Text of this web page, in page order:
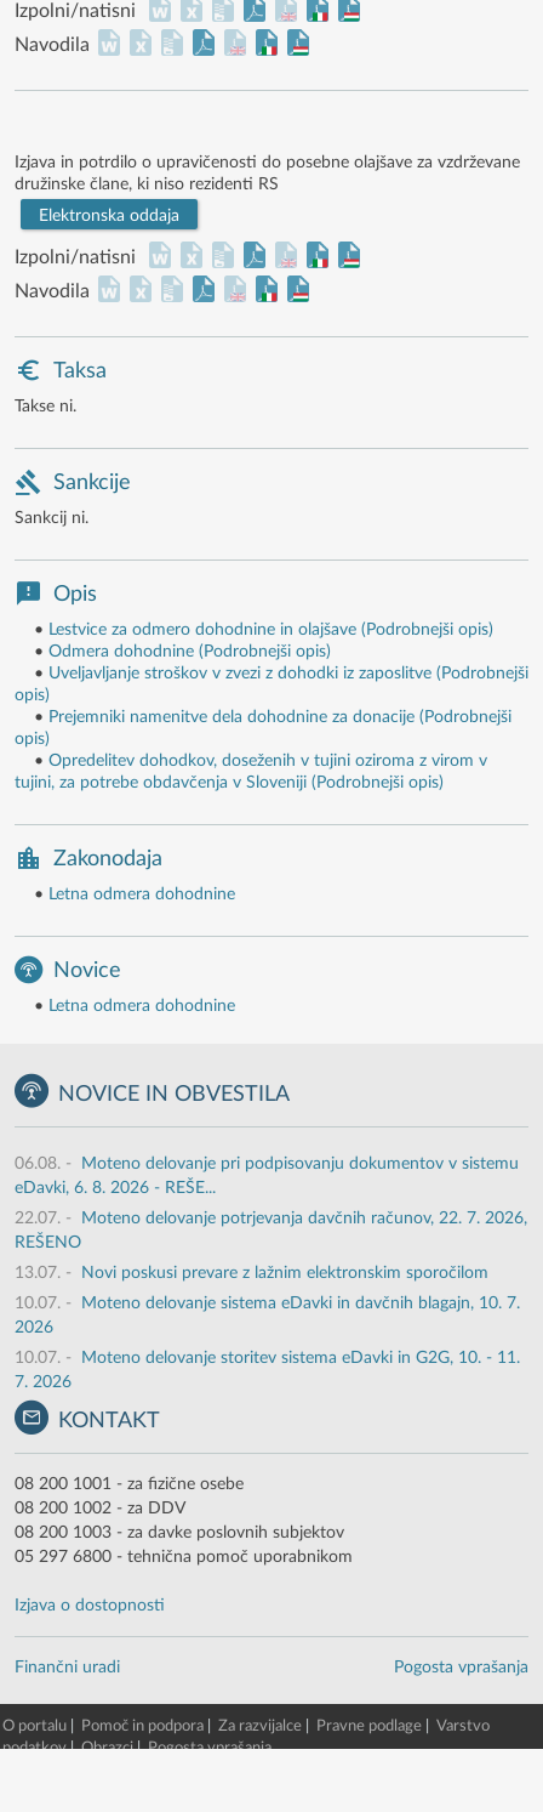
Izpolni/natisni
Navodila
Izjava in potrdilo o upravičenosti do posebne olajšave za vzdrževane
družinske člane, ki niso rezidenti RS
Elektronska oddaja
Izpolni/natisni
Navodila
Taksa
Takse ni.
Sankcije
Sankcij ni.
Opis
• Lestvice za odmero dohodnine in olajšave (Podrobnejši opis)
• Odmera dohodnine (Podrobnejši opis)
• Uveljavljanje stroškov v zvezi z dohodki iz zaposlitve (Podrobnejši
opis)
• Prejemniki namenitve dela dohodnine za donacije (Podrobnejši
opis)
• Opredelitev dohodkov, doseženih v tujini oziroma z virom v
tujini, za potrebe obdavčenja v Sloveniji (Podrobnejši opis)
Zakonodaja
• Letna odmera dohodnine
Novice
• Letna odmera dohodnine
NOVICE IN OBVESTILA
06.08. -
Moteno delovanje pri podpisovanju dokumentov v sistemu
eDavki, 6. 8. 2026 - REŠE...
22.07. -
Moteno delovanje potrjevanja davčnih računov, 22. 7. 2026,
REŠENO
13.07. -
Novi poskusi prevare z lažnim elektronskim sporočilom
10.07. -
Moteno delovanje sistema eDavki in davčnih blagajn, 10. 7.
2026
10.07. -
Moteno delovanje storitev sistema eDavki in G2G, 10. - 11.
7. 2026
KONTAKT
08 200 1001 - za fizične osebe
08 200 1002 - za DDV
08 200 1003 - za davke poslovnih subjektov
05 297 6800 - tehnična pomoč uporabnikom
Izjava o dostopnosti
Finančni uradi Pogosta vprašanja
O portalu Pomoč in podpora Za razvijalce Pravne podlage
Varstvo
podatkov|Obrazci|Pogosta vprašanja